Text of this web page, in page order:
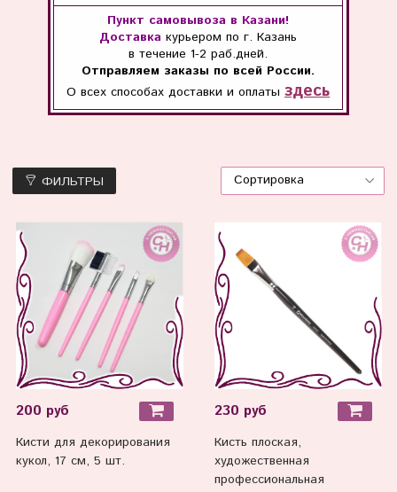
Пункт самовывоза в Казани!
Доставка курьером по г. Казань
в течение 1-2 раб.дней.
Отправляем заказы по всей России.
О всех способахдоставки и оплатыздесь
ФИЛЬТРЫ
200 руб
Кисти для декорирования
кукол, 17 см, 5 шт.
230 руб
Кисть плоская,
художественная
профессиональная